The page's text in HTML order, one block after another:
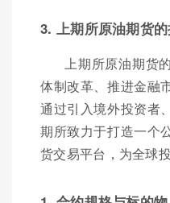
3. 上期所原油期货
上期所原油期货
体制改革、推进金融
通过引入境外投资者
期所致力于打造一个
货交易平台，为全球